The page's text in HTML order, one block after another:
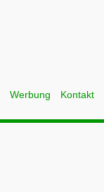
Werbung Kontakt